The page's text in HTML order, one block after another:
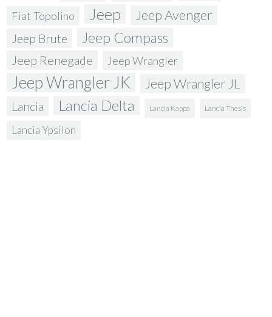
Fiat Topolino Jeep Jeep Avenger
Jeep Brute Jeep Compass
Jeep Renegade Jeep Wrangler
Jeep Wrangler JK Jeep Wrangler JL
Lancia Lancia Delta Lancia Kappa Lancia Thesis
Lancia Ypsilon